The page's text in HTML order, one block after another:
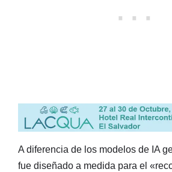
A diferencia de los modelos de IA
fue diseñado a medida para el